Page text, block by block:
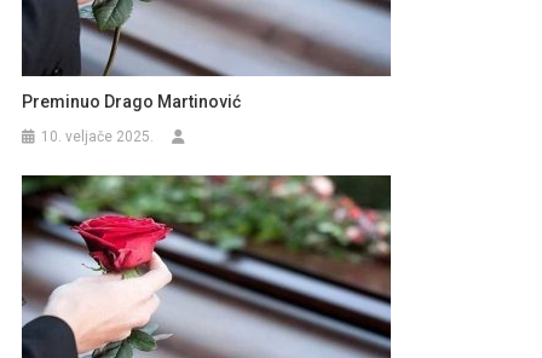
Preminuo Drago Martinović
10. veljače 2025.